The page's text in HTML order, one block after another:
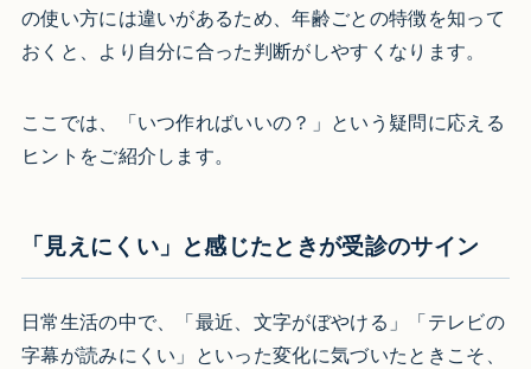
の使い方には違いがあるため、年齢ごとの特徴を知って
おくと、より自分に合った判断がしやすくなります。
ここでは、「いつ作ればいいの？」という疑問に応える
ヒントをご紹介します。
「見えにくい」と感じたときが受診のサイン
日常生活の中で、「最近、文字がぼやける」「テレビの
字幕が読みにくい」といった変化に気づいたときこそ、